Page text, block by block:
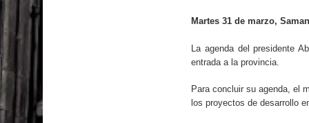
Martes 31 de marzo,
La agenda del presidente
entrada a la provincia.
Para concluir su agenda, el
los proyectos de desarrollo